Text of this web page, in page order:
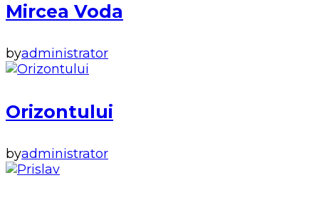
Mircea Voda
byadministrator
Orizontului
byadministrator